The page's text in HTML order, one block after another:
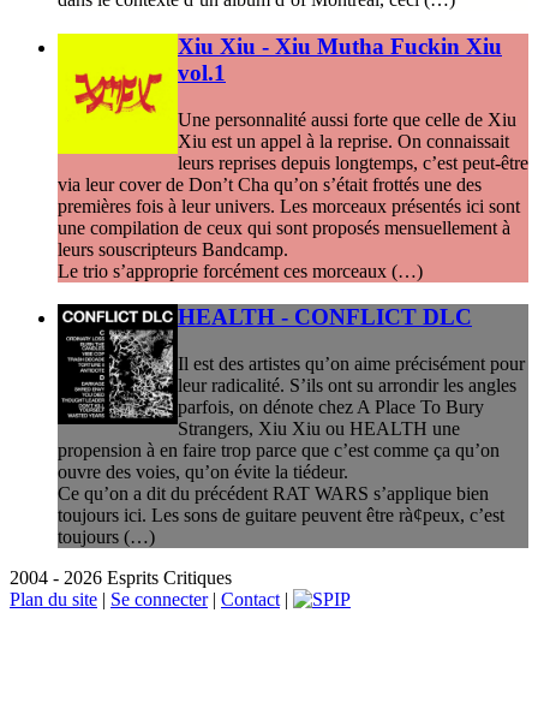
Xiu Xiu - Xiu Mutha Fuckin Xiu
vol.1
Une personnalité aussi forte que celle de Xiu
Xiu est un appel à la reprise. On connaissait
leurs reprises depuis longtemps, c’est peut-être
via leur cover de Don’t Cha qu’on s’était frottés une des
premières fois à leur univers. Les morceaux présentés ici sont
une compilation de ceux qui sont proposés mensuellement à
leurs souscripteurs Bandcamp.
Le trio s’approprie forcément ces morceaux (…)
HEALTH - CONFLICT DLC
Il est des artistes qu’on aime précisément pour
leur radicalité. S’ils ont su arrondir les angles
parfois, on dénote chez A Place To Bury
Strangers, Xiu Xiu ou HEALTH une
propension à en faire trop parce que c’est comme ça qu’on
ouvre des voies, qu’on évite la tiédeur.
Ce qu’on a dit du précédent RAT WARS s’applique bien
toujours ici. Les sons de guitare peuvent être rà¢peux, c’est
toujours (…)
2004 - 2026 Esprits Critiques
Plan du site | Se connecter| Contact |